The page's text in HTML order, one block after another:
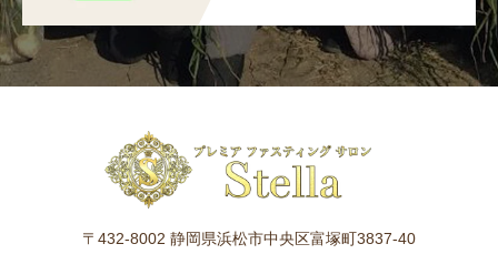
〒432-8002 静岡県浜松市中央区富塚町3837-40